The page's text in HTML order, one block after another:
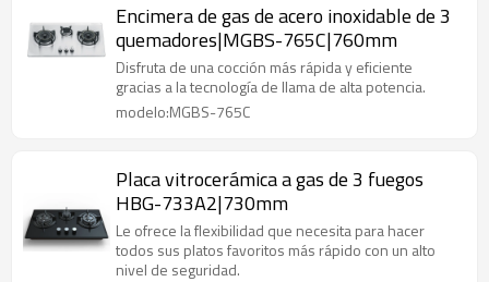
Encimera de gas de acero inoxidable de 3
quemadores|MGBS-765C|760mm
Disfruta de una cocción más rápida y eficiente
gracias a la tecnología de llama de alta potencia.
modelo:MGBS-765C
Placa vitrocerámica a gas de 3 fuegos
HBG-733A2|730mm
Le ofrece la flexibilidad que necesita para hacer
todos sus platos favoritos más rápido con un alto
nivel de seguridad.